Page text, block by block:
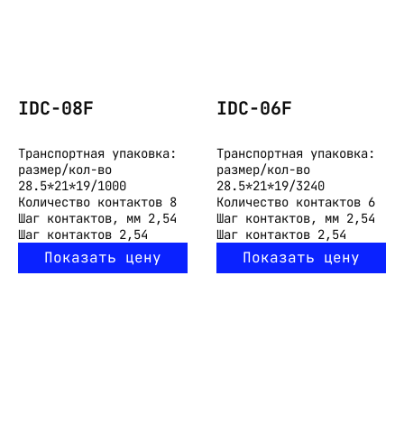
IDC-08F
Транспортная упаковка:
размер/кол-во
28.5*21*19/1000
Количество контактов 8
Шаг контактов, мм 2,54
Шаг контактов 2,54
Показать цену
IDC-06F
Транспортная упаковка:
размер/кол-во
28.5*21*19/3240
Количество контактов 6
Шаг контактов, мм 2,54
Шаг контактов 2,54
Показать цену